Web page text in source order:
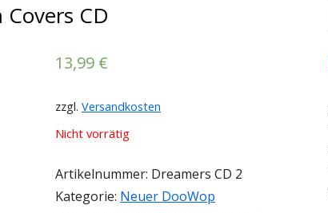
WARENKORB
AGBS
CD
13,99 €
zzgl. Versandkosten
Nicht vorrätig
Artikelnummer: Dreamers CD 2
Kategorie: Neuer DooWop